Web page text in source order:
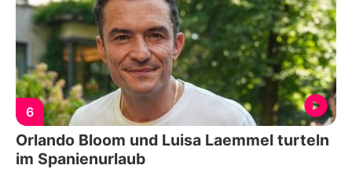
6
Orlando Bloom und Luisa Laemmel turteln
im Spanienurlaub